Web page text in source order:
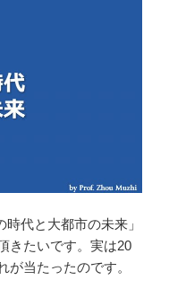
代と大都市の未来」
きたいです。実は20
当たったのです。